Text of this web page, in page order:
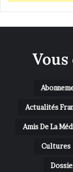
Actualités
Amis De La
Cultures